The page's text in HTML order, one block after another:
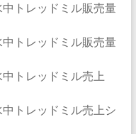
トレッドミル販売量
トレッドミル販売量
トレッドミル売上
トレッドミル売上シ